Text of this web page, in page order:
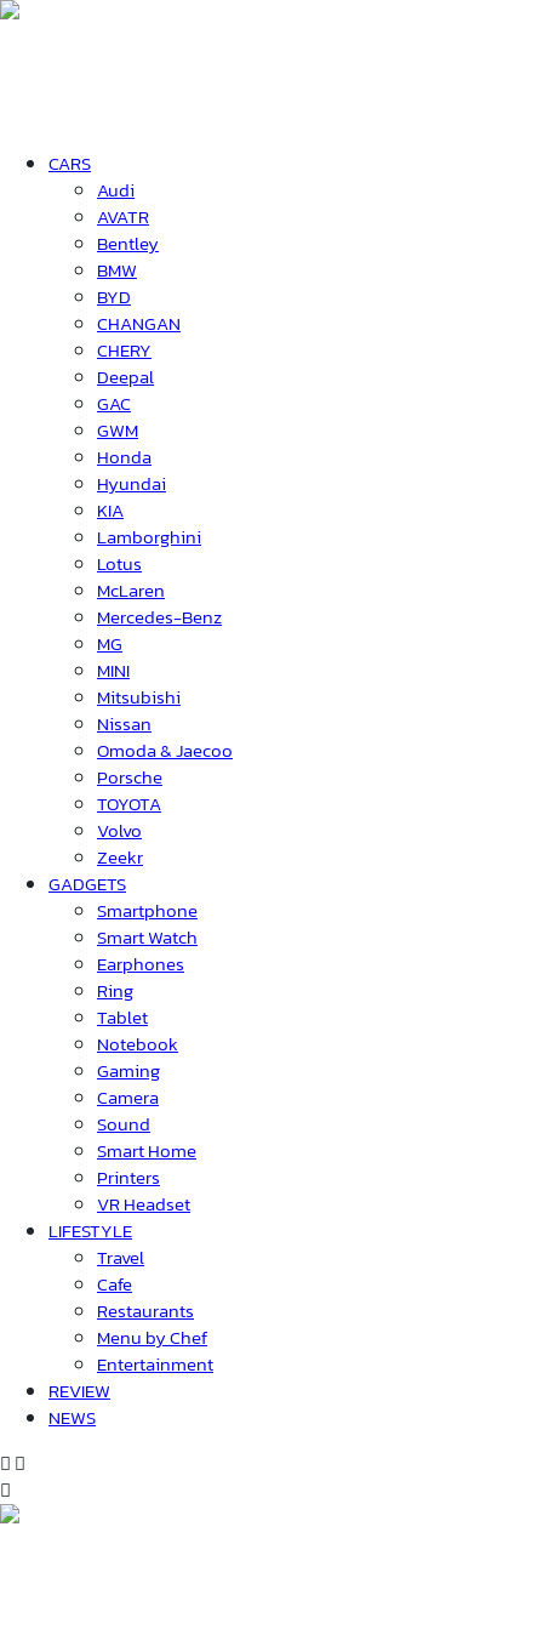
CARS
Audi
AVATR
Bentley
BMW
BYD
CHANGAN
CHERY
Deepal
GAC
GWM
Honda
Hyundai
KIA
Lamborghini
Lotus
McLaren
Mercedes-Benz
MG
MINI
Mitsubishi
Nissan
Omoda & Jaecoo
Porsche
TOYOTA
Volvo
Zeekr
GADGETS
Smartphone
Smart Watch
Earphones
Ring
Tablet
Notebook
Gaming
Camera
Sound
Smart Home
Printers
VR Headset
LIFESTYLE
Travel
Cafe
Restaurants
Menu by Chef
Entertainment
REVIEW
NEWS